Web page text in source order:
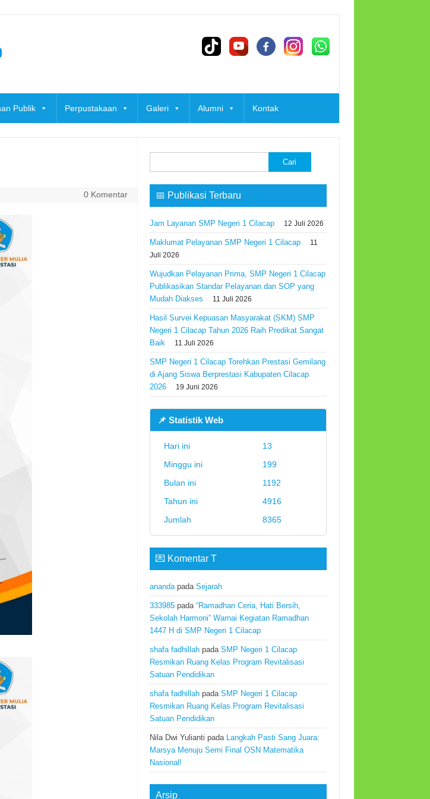
Publik Perpustakaan Galeri Alumni Kontak
0 Komentar
untuk:
📅 Publikasi Terbaru
Jam Layanan SMP Negeri 1 Cilacap 12 Juli 2026
Maklumat Pelayanan SMP Negeri 1 Cilacap
11
Juli 2026
Wujudkan Pelayanan Prima, SMP Negeri 1 Cilacap
Publikasikan Standar Pelayanan dan SOP yang
Mudah Diakses
11 Juli 2026
Hasil Survei Kepuasan Masyarakat (SKM) SMP
Negeri 1 Cilacap Tahun 2026 Raih Predikat Sangat
Baik
11 Juli 2026
SMP Negeri 1 Cilacap Torehkan Prestasi Gemilang
di Ajang Siswa Berprestasi Kabupaten Cilacap
2026
19 Juni 2026
📌 Statistik Web
Hari ini
13
Minggu ini
199
Bulan ini
1192
Tahun ini
4916
Jumlah
8365
💌 Komentar T
anandapadaSejarah
333985 pada“Ramadhan Ceria, Hati Bersih,
Sekolah Harmoni” Warnai Kegiatan Ramadhan
1447 H di SMP Negeri 1 Cilacap
shafa fadhillah padaSMP Negeri 1 Cilacap
Resmikan Ruang Kelas Program Revitalisasi
Satuan Pendidikan
shafa fadhillah padaSMP Negeri 1 Cilacap
Resmikan Ruang Kelas Program Revitalisasi
Satuan Pendidikan
Nila Dwi Yulianti pada Langkah Pasti Sang Juara:
Marsya Menuju Semi Final OSN Matematika
Nasional!
Arsip